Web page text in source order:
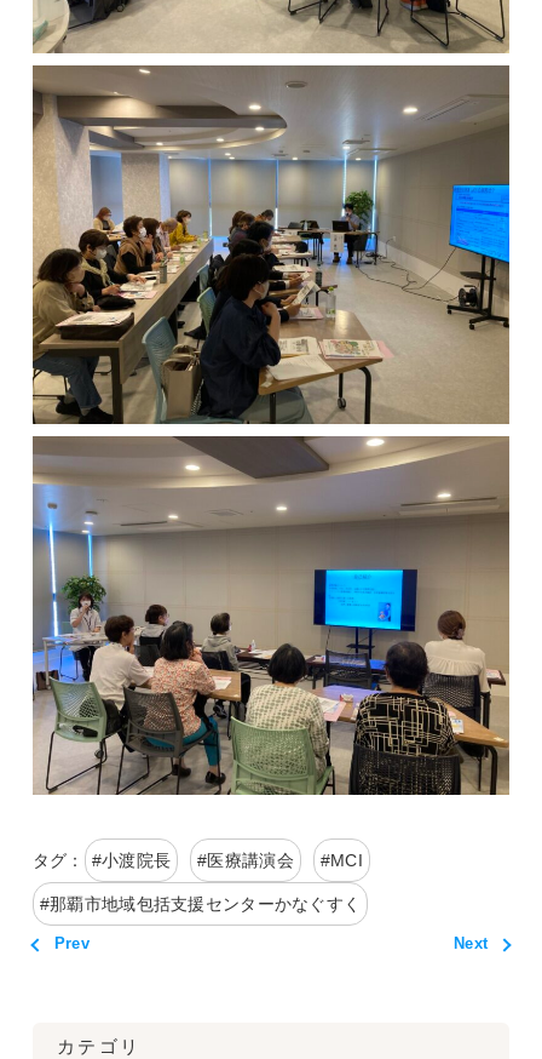
タグ： #小渡院長 #医療講演会 #MCI
#那覇市地域包括支援センターかなぐすく
Prev Next
カテゴリ